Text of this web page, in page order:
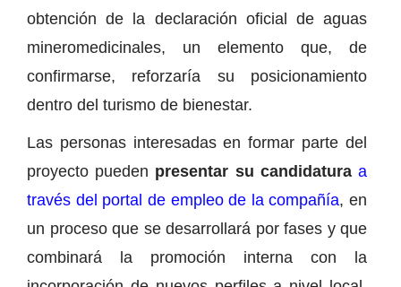
obtención de la declaración oficial de aguas
mineromedicinales, un elemento que, de
confirmarse, reforzaría su posicionamiento
dentro del turismo de bienestar.
Las personas interesadas en formar parte del
proyecto pueden presentar su candidatura a
través del portal de empleo de la compañía, en
un proceso que se desarrollará por fases y que
combinará la promoción interna con la